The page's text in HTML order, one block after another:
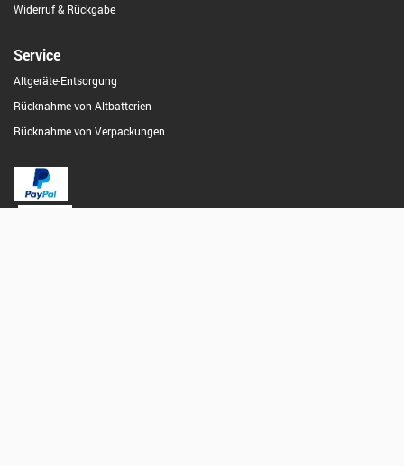
Widerruf & Rückgabe
Service
Altgeräte-Entsorgung
Rücknahme von Altbatterien
Rücknahme von Verpackungen